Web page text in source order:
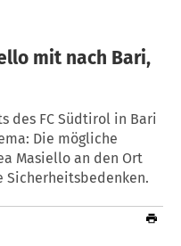
mit nach Bari,
des FC Südtirol in Bari
Die mögliche
Masiello an den Ort
Sicherheitsbedenken.